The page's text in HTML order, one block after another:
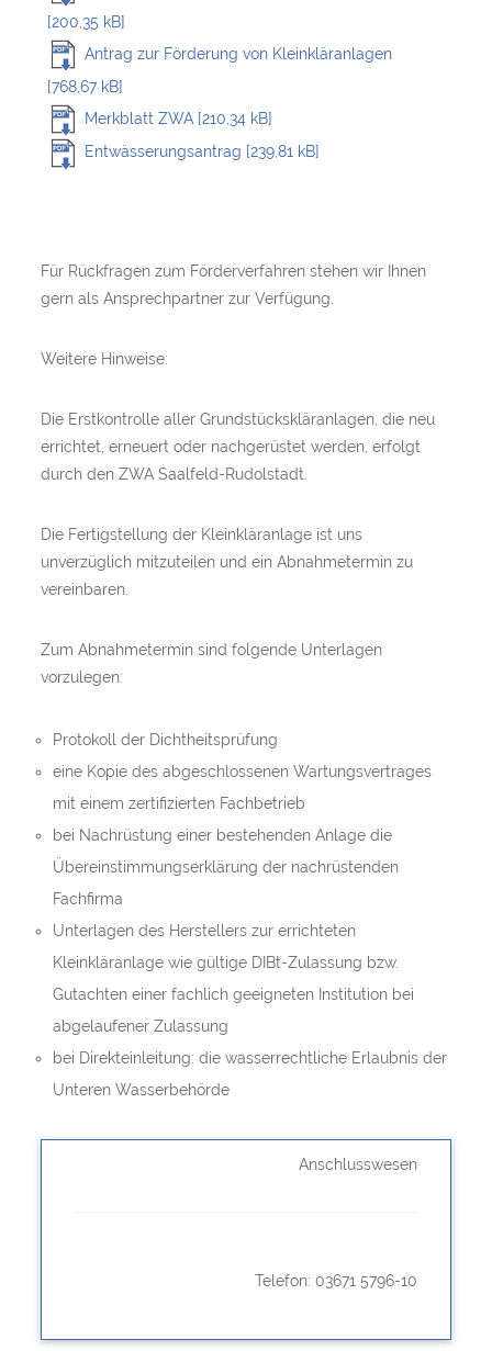
[200,35 kB]
Antrag zur Förderung von Kleinkläranlagen
[768,67 kB]
Merkblatt ZWA [210,34 kB]
Entwässerungsantrag [239,81 kB]
Für Rückfragen zum Förderverfahren stehen wir Ihnen
gern als Ansprechpartner zur Verfügung.
Weitere Hinweise:
Die Erstkontrolle aller Grundstückskläranlagen, die neu
errichtet, erneuert oder nachgerüstet werden, erfolgt
durch den ZWA Saalfeld-Rudolstadt.
Die Fertigstellung der Kleinkläranlage ist uns
unverzüglich mitzuteilen und ein Abnahmetermin zu
vereinbaren.
Zum Abnahmetermin sind folgende Unterlagen
vorzulegen:
Protokoll der Dichtheitsprüfung
eine Kopie des abgeschlossenen Wartungsvertrages
mit einem zertifizierten Fachbetrieb
bei Nachrüstung einer bestehenden Anlage die
Übereinstimmungserklärung der nachrüstenden
Fachfirma
Unterlagen des Herstellers zur errichteten
Kleinkläranlage wie gültige DIBt-Zulassung bzw.
Gutachten einer fachlich geeigneten Institution bei
abgelaufener Zulassung
bei Direkteinleitung: die wasserrechtliche Erlaubnis der
Unteren Wasserbehörde
Anschlusswesen
Telefon: 03671 5796-10